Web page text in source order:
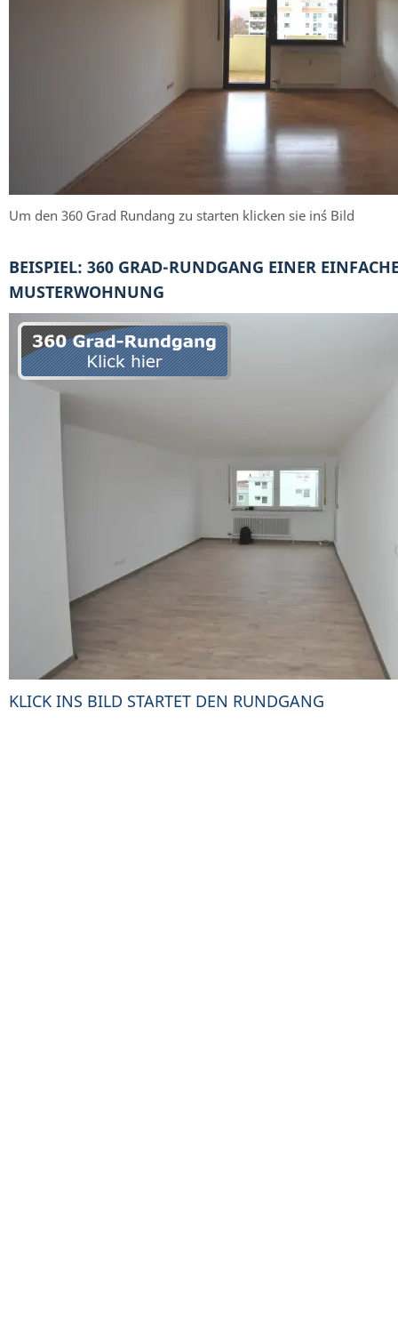
Um den 360 Grad Rundang zu starten klicken sie in´s Bild
BEISPIEL: 360 GRAD-RUNDGANG EINER
MUSTERWOHNUNG
KLICK INS BILD STARTET DEN RUNDGANG